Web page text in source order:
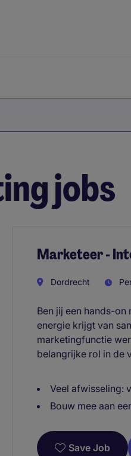
jobs
Marketeer -
Dordrecht
Ben jij een hands-
energie krijgt van
marketingfunctie
belangrijke rol in de
Veel afwisseling:
Bouw mee aan
Save Job